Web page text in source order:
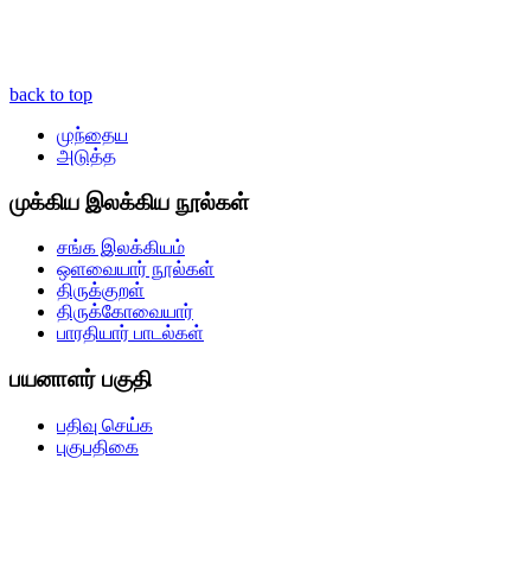
back to top
முந்தைய
அடுத்த
முக்கிய இலக்கிய நூல்கள்
சங்க இலக்கியம்
ஒளவையார் நூல்கள்
திருக்குறள்
திருக்கோவையார்
பாரதியார் பாடல்கள்
பயனாளர் பகுதி
பதிவு செய்க
புகுபதிகை